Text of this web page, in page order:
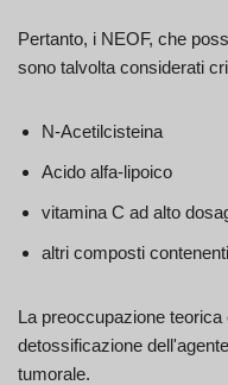
Pertanto, i NEOF, che
sono talvolta considerati
N-Acetilcisteina
Acido alfa-lipoico
vitamina C ad alto
altri composti
La preoccupazione
detossificazione
tumorale.